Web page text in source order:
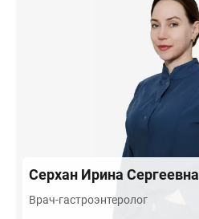
Серхан Ирина Сергеевна
Врач-гастроэнтеролог